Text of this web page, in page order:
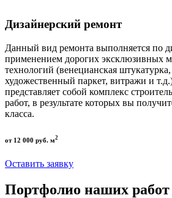
Дизайнерский ремонт
Данный вид ремонта выполняется по
применением дорогих эксклюзивных
технологий (венецианская
художественный паркет, витражи и
представляет собой комплекс
работ, в результате которых вы
класса.
от 12 000 руб. м2
Оставить заявку
Портфолио наших работ